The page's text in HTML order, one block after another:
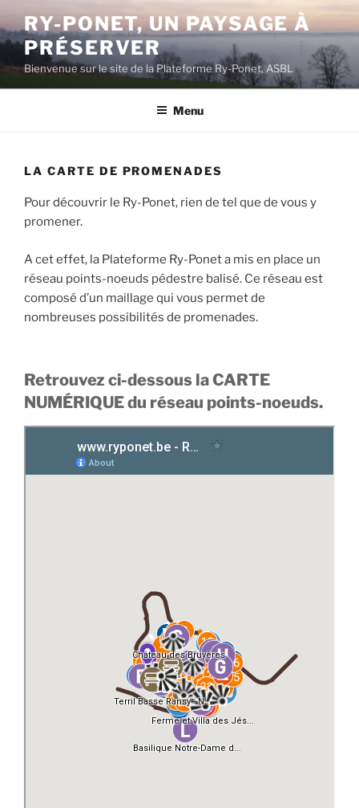
au
contenu
principal
RY-PONET, UN PAYSAGE À
PRÉSERVER
Bienvenue sur le site de la Plateforme Ry-Ponet, ASBL
Menu
LA CARTE DE PROMENADES
Pour découvrir le Ry-Ponet, rien de tel que de vous y
promener.
A cet effet, la Plateforme Ry-Ponet a mis en place un
réseau points-noeuds pédestre balisé. Ce réseau est
composé d’un maillage qui vous permet de
nombreuses possibilités de promenades.
Retrouvez ci-dessous la CARTE
NUMÉRIQUE du réseau points-noeuds.